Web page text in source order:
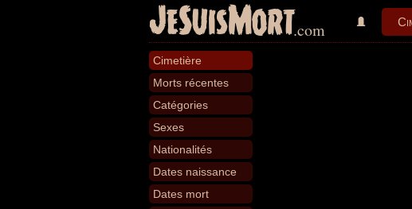
JeSuisMort.com
Cimetière
Morts récentes
Catégories
Sexes
Nationalités
Dates naissance
Dates mort